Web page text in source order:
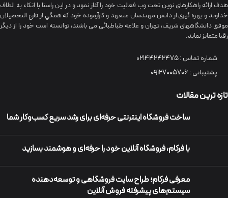
هدف ارائه راهکارهای نوین تحت وب فعالیت خود را آغاز نمود و در این راستا با اتکاء به الطاف
خداوند و بهره گيري از دانش مهندسان متعهد و کارآزموده خود که همگي از فارغ التحصیلان
موفق دانشگاههای شريف، تهران و علامه طباطبائی می باشند، توانسته است خود را از دیگر
رقبا متمایز نماید.
شماره تماس :02144242475
پشتیبانی :09127005706
تازه ترین مقالات
ساخت فروشگاه اینترنتی حرفه‌ای برای رشد سریع کسب‌وکار شما
با فرکام، فروشگاه آنلاین خود را حرفه‌ای و هوشمند بسازید
معرفی فرکام؛ طراح سایت فروشگاهی و توسعه‌دهنده
سیستم‌های پیشرفته فروش آنلاین